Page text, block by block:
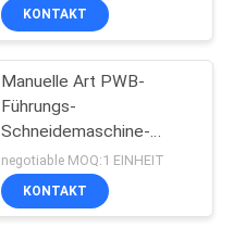
Depaneling funktionieren
KONTAKT
Manuelle Art PWB-
Führungs-
Schneidemaschine-
starker Entwurf
Maschine PWBs
Depaneling
negotiable MOQ:1 EINHEIT
KONTAKT